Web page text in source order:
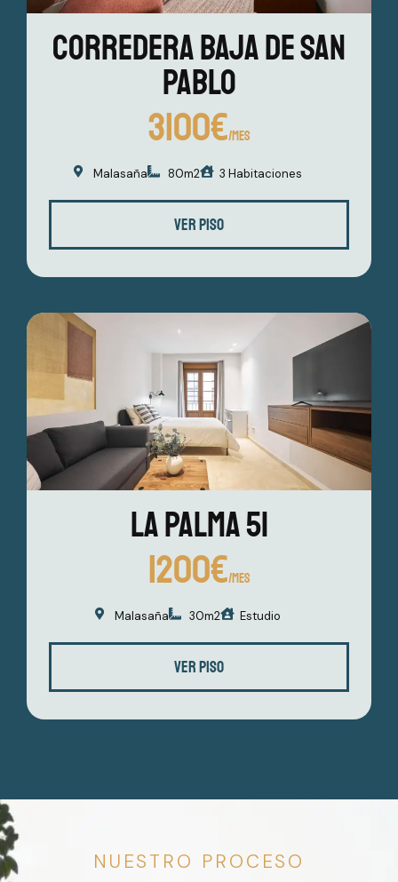
Corredera baja de san
pablo
3100€/MES
Malasaña 80m2 3 Habitaciones
VER PISO
La Palma 51
1200€/MES
Malasaña 30m2 Estudio
VER PISO
NUESTRO PROCESO